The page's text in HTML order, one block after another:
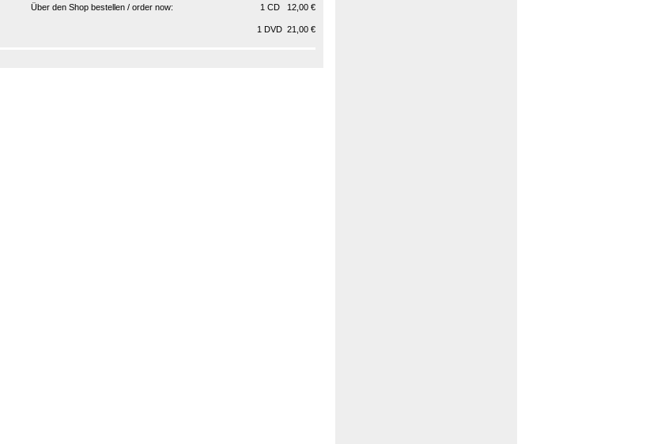
Über den Shop bestellen / order now:
1 CD 12,00 €
1 DVD 21,00 €